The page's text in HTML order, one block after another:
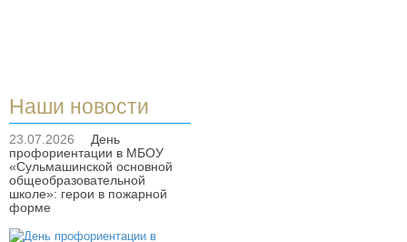
Наши новости
23.07.2026
День
профориентации в МБОУ
«Сульмашинской основной
общеобразовательной
школе»: герои в пожарной
форме